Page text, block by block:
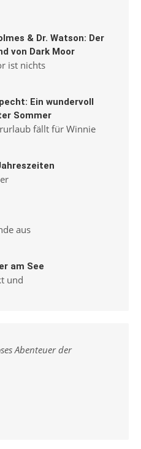
& Dr. Watson: Der
von Dark Moor
ist nichts
Ein wundervoll
Sommer
fällt für Winnie
aus
am See
und
Abenteuer der